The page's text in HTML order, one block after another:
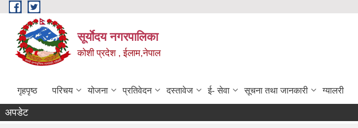
Skip to main content
सूर्याेदय नगरपालिका
कोशी प्रदेश , ईलाम,नेपाल
गृहपृष्ठ परिचय योजना प्रतिवेदन दस्तावेज ई- सेवा सूचना तथा जानकारी ग्यालरी
अपडेट